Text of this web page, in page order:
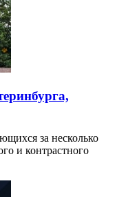
за несколько
и контрастного